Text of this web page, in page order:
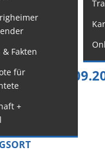
Fakten
für
+
Zurück
- ,